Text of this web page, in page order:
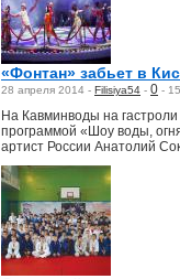
«Фонтан» забьет в
28 апреля 2014 - Filisiya54 - 0 -
На Кавминводы на
программой «Шоу воды,
артист России Анатолий